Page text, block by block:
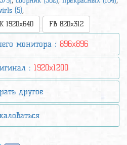
(5),
1920x640 FB 820x312
монитора : 896x896
: 1920x1200
другое